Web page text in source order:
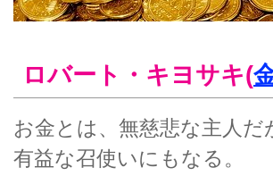
ロバート・キヨサキ(
お金とは、無慈悲な主人
有益な召使いにもなる。